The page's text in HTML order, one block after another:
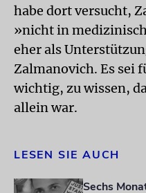
habe dort versucht,
»nicht in
eher als
Zalmanovich. Es sei
wichtig, zu wissen,
allein war.
LESEN SIE AUCH
Sechs